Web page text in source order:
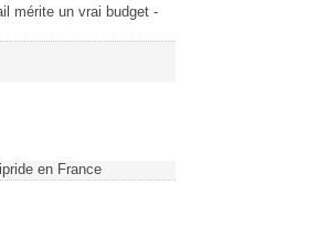
mérite un vrai budget -
en France